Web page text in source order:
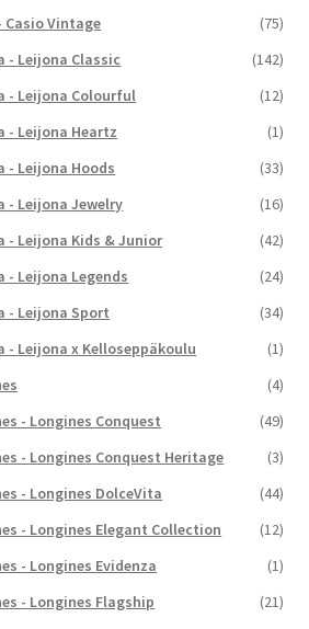
Casio Vintage
(75)
- Leijona Classic
(142)
- Leijona Colourful
(12)
- Leijona Heartz
(1)
- Leijona Hoods
(33)
- Leijona Jewelry
(16)
- Leijona Kids & Junior
(42)
- Leijona Legends
(24)
- Leijona Sport
(34)
- Leijona x Kelloseppäkoulu
(1)
(4)
- Longines Conquest
(49)
- Longines Conquest Heritage
(3)
- Longines DolceVita
(44)
- Longines Elegant Collection
(12)
- Longines Evidenza
(1)
- Longines Flagship
(21)